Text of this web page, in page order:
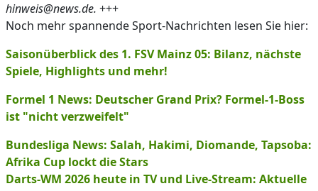
hinweis@news.de. +++
Noch mehr spannende Sport-Nachrichten lesen Sie hier:
Saisonüberblick des 1. FSV Mainz 05: Bilanz, nächste
Spiele, Highlights und mehr!
Formel 1 News: Deutscher Grand Prix? Formel-1-Boss
ist "nicht verzweifelt"
Bundesliga News: Salah, Hakimi, Diomande, Tapsoba:
Afrika Cup lockt die Stars
Darts-WM 2026 heute in TV und Live-Stream: Aktuelle